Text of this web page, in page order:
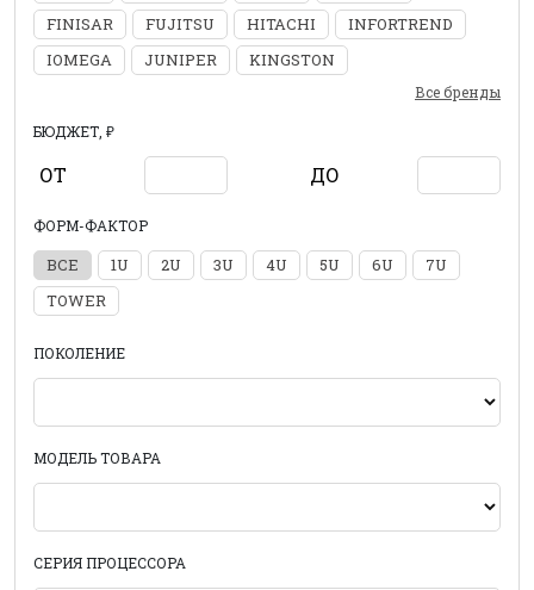
FINISAR
FUJITSU HITACHI
INFORTREND
IOMEGA
JUNIPER KINGSTON
Все бренды
БЮДЖЕТ, ₽
ОТ ДО
ФОРМ-ФАКТОР
ВСЕ 1U 2U 3U 4U 5U 6U
7U
TOWER
ПОКОЛЕНИЕ
МОДЕЛЬ ТОВАРА
СЕРИЯ ПРОЦЕССОРА